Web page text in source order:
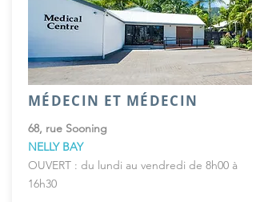
MÉDECIN ET MÉDECIN
68, rue Sooning
NELLY BAY
OUVERT : du lundi au vendredi de 8h00 à
16h30